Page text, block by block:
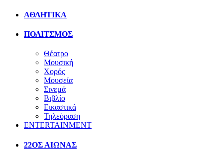
ΑΘΛΗΤΙΚΑ
ΠΟΛΙΤΣΜΟΣ
Θέατρο
Μουσική
Χορός
Μουσεία
Σινεμά
Βιβλίο
Εικαστικά
Τηλεόραση
ENTERTAINMENT
22ΟΣ ΑΙΩΝΑΣ